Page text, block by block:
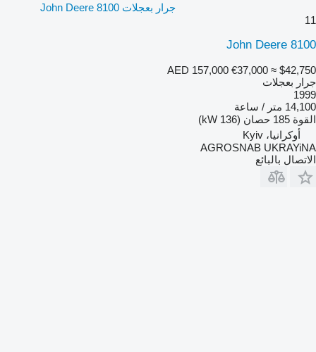
جرار بعجلات John Deere 8100
11
John Deere 8100
AED 157,000 €37,000 ≈ $42,750
جرار بعجلات
1999
14,100 متر / ساعة
القوة 185 حصان (136 kW)
أوكرانيا، Kyiv
AGROSNAB UKRAYiNA
الاتصال بالبائع